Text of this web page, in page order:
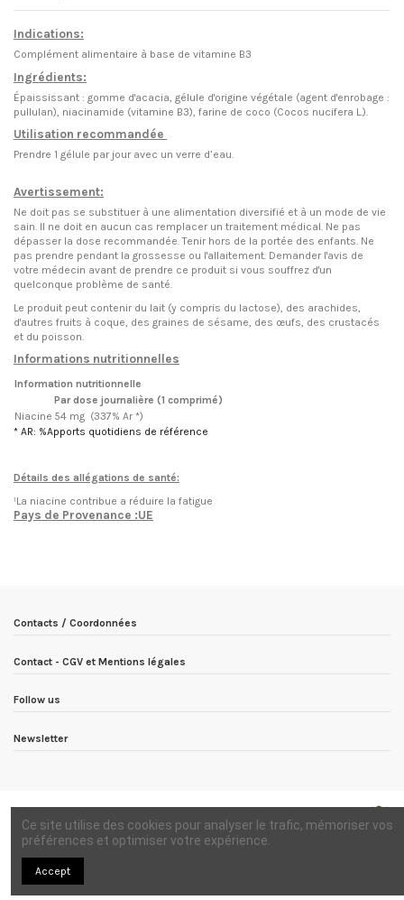
Indications:
Complément alimentaire à base de vitamine B3
Ingrédients:
Épaississant : gomme d'acacia, gélule d'origine végétale (agent d'enrobage :
pullulan), niacinamide (vitamine B3), farine de coco (Cocos nucifera L.).
Utilisation recommandée
Prendre 1 gélule par jour avec un verre d’eau.
Avertissement:
Ne doit pas se substituer à une alimentation diversifié et à un mode de vie
sain. Il ne doit en aucun cas remplacer un traitement médical. Ne pas
dépasser la dose recommandée. Tenir hors de la portée des enfants. Ne
pas prendre pendant la grossesse ou l'allaitement. Demander l'avis de
votre médecin avant de prendre ce produit si vous souffrez d'un
quelconque problème de santé.
Le produit peut contenir du lait (y compris du lactose), des arachides,
d'autres fruits à coque, des graines de sésame, des œufs, des crustacés
et du poisson.
Informations nutritionnelles
Information nutritionnelle
Par dose journalière (1 comprimé)
Niacine 54 mg (337% Ar *)
* AR: %Apports quotidiens de référence
Détails des allégations de santé:
¹La niacine contribue a réduire la fatigue
Pays de Provenance :UE
Contacts / Coordonnées
Contact - CGV et Mentions légales
Follow us
Newsletter
Copyright 2021 - KDC DISTRIBUTION - All rights reserved - Design S.MATRONE
Ce site utilise des cookies pour analyser le trafic, mémoriser vos
préférences et optimiser votre expérience.
Accept